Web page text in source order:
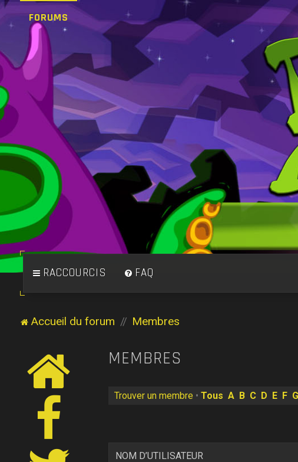
FORUMS
RACCOURCIS FAQ
Accueil du forum Membres
MEMBRES
Trouver un membre • Tous A B C D E F G
NOM D’UTILISATEUR